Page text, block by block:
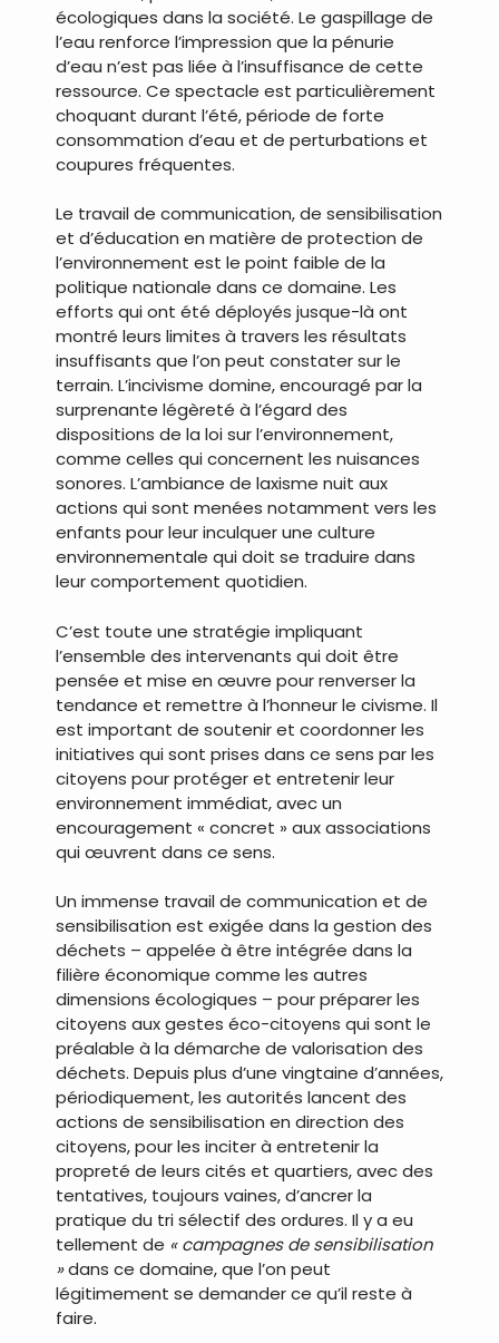
écologiques dans la société. Le gaspillage de
l’eau renforce l’impression que la pénurie
d’eau n’est pas liée à l’insuffisance de cette
ressource. Ce spectacle est particulièrement
choquant durant l’été, période de forte
consommation d’eau et de perturbations et
coupures fréquentes.
Le travail de communication, de sensibilisation
et d’éducation en matière de protection de
l’environnement est le point faible de la
politique nationale dans ce domaine. Les
efforts qui ont été déployés jusque-là ont
montré leurs limites à travers les résultats
insuffisants que l’on peut constater sur le
terrain. L’incivisme domine, encouragé par la
surprenante légèreté à l’égard des
dispositions de la loi sur l’environnement,
comme celles qui concernent les nuisances
sonores. L’ambiance de laxisme nuit aux
actions qui sont menées notamment vers les
enfants pour leur inculquer une culture
environnementale qui doit se traduire dans
leur comportement quotidien.
C’est toute une stratégie impliquant
l’ensemble des intervenants qui doit être
pensée et mise en œuvre pour renverser la
tendance et remettre à l’honneur le civisme. Il
est important de soutenir et coordonner les
initiatives qui sont prises dans ce sens par les
citoyens pour protéger et entretenir leur
environnement immédiat, avec un
encouragement « concret » aux associations
qui œuvrent dans ce sens.
Un immense travail de communication et de
sensibilisation est exigée dans la gestion des
déchets – appelée à être intégrée dans la
filière économique comme les autres
dimensions écologiques – pour préparer les
citoyens aux gestes éco-citoyens qui sont le
préalable à la démarche de valorisation des
déchets. Depuis plus d’une vingtaine d’années,
périodiquement, les autorités lancent des
actions de sensibilisation en direction des
citoyens, pour les inciter à entretenir la
propreté de leurs cités et quartiers, avec des
tentatives, toujours vaines, d’ancrer la
pratique du tri sélectif des ordures. Il y a eu
tellement de « campagnes de sensibilisation
»dans ce domaine, que l’on peut
légitimement se demander ce qu’il reste à
faire.